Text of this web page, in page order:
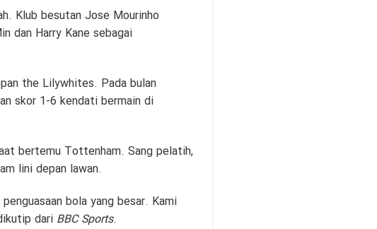
Klub besutan Jose Mourinho
dan Harry Kane sebagai
the Lilywhites. Pada bulan
skor 1-6 kendati bermain di
bertemu Tottenham. Sang pelatih,
lini depan lawan.
bola yang besar. Kami
dari BBC Sports.